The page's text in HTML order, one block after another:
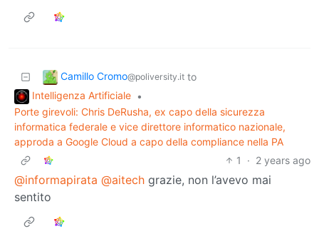
Camillo Cromo@poliversity.it to
Intelligenza Artificiale •
Porte girevoli: Chris DeRusha, ex capo della sicurezza
informatica federale e vice direttore informatico nazionale,
approda a Google Cloud a capo della compliance nella PA
1
· 2 years ago
@informapirata @aitech grazie, non l’avevo mai
sentito